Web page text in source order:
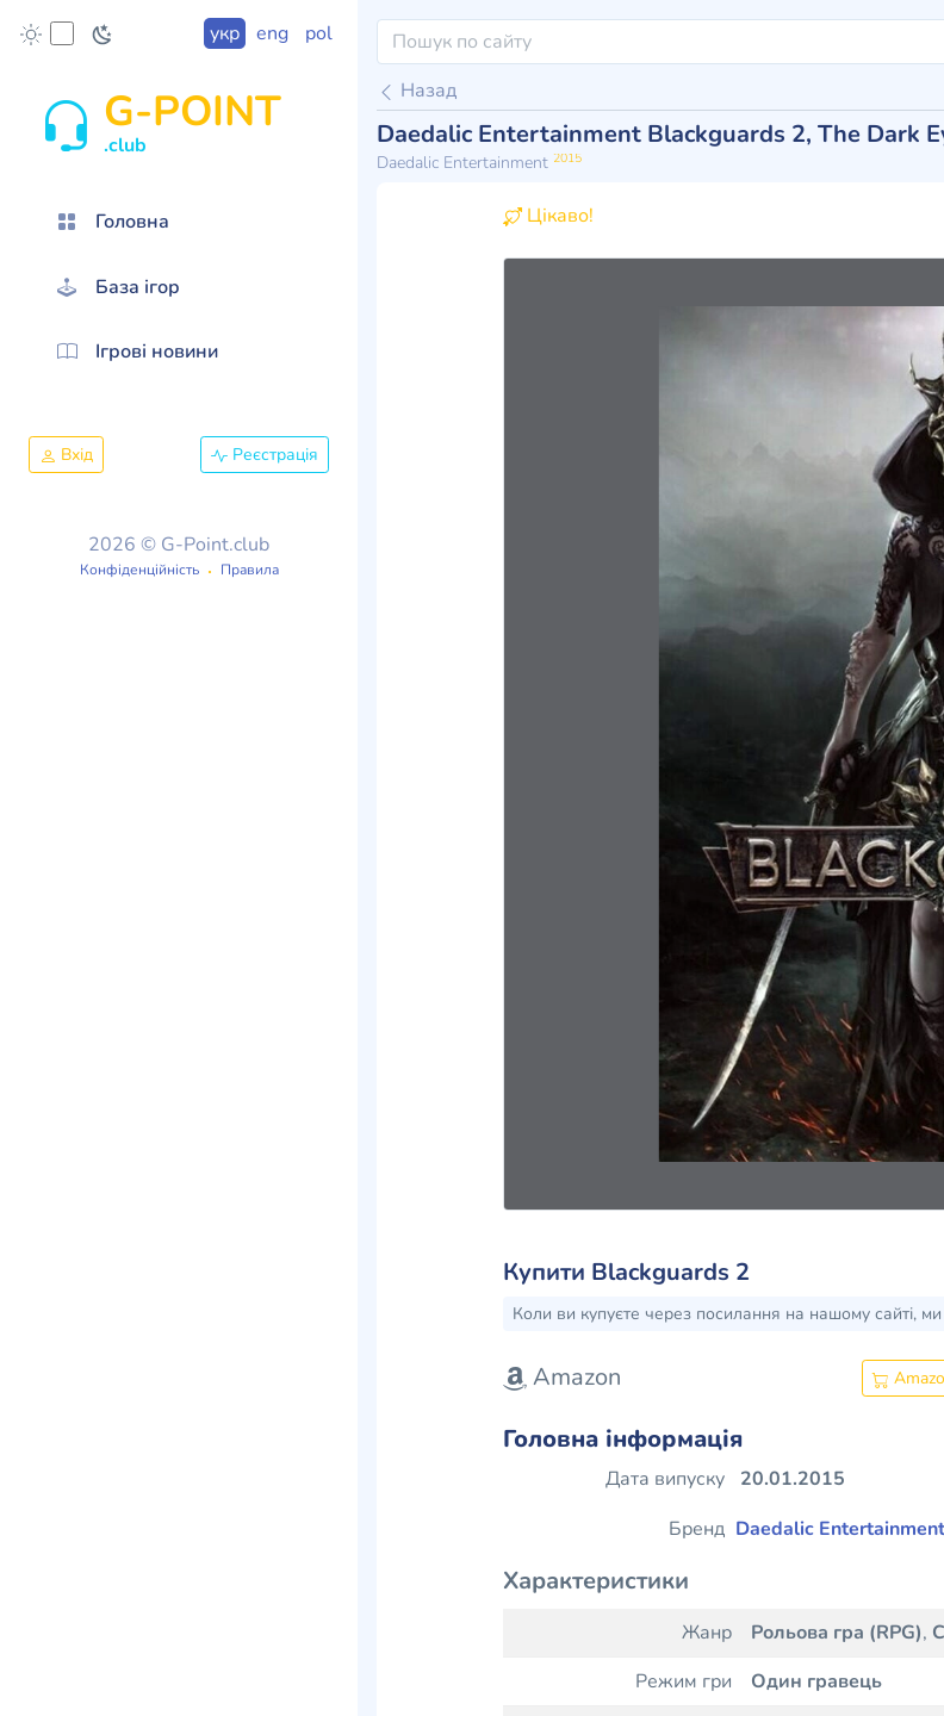
укр eng pol
G-POINT
.club
Головна
База ігор
Ігрові новини
Вхід Реєстрація
2026 © G-Point.club
Конфіденційність Правила
Назад
Daedalic Entertainment Blackguards 2, The Dark
Daedalic Entertainment 2015
Цікаво!
Купити Blackguards 2
Коли ви купуєте через посилання на нашому сайті,
Amazon
Головна інформація
Дата випуску
20.01.2015
Бренд Daedalic Entertainment
Характеристики
Жанр Рольова гра (RPG),
Режим гри
Один гравець